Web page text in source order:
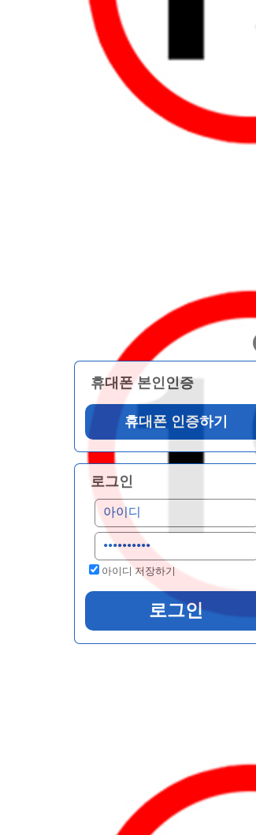
휴대폰 본인인증
로그인
아이디 저장하기